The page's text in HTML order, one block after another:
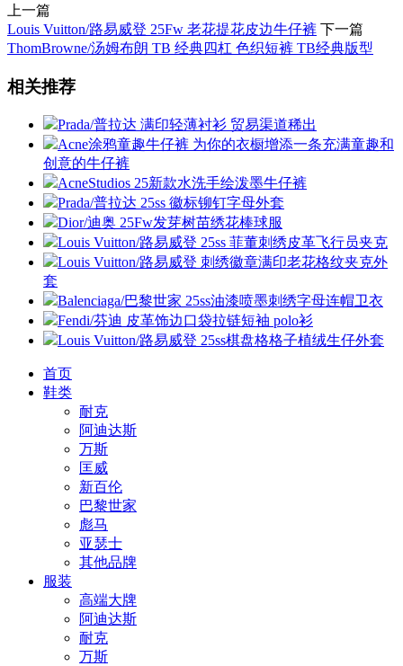
上一篇
Louis Vuitton/路易威登 25Fw 老花提花皮边牛仔裤 下一篇
ThomBrowne/汤姆布朗 TB 经典四杠 色织短裤 TB经典版型
相关推荐
Prada/普拉达 满印轻薄衬衫 贸易渠道稀出
Acne涂鸦童趣牛仔裤 为你的衣橱增添一条充满童趣和
创意的牛仔裤
AcneStudios 25新款水洗手绘泼墨牛仔裤
Prada/普拉达 25ss 徽标铆钉字母外套
Dior/迪奥 25Fw发芽树苗绣花棒球服
Louis Vuitton/路易威登 25ss 菲董刺绣皮革飞行员夹克
Louis Vuitton/路易威登 刺绣徽章满印老花格纹夹克外
套
Balenciaga/巴黎世家 25ss油漆喷墨刺绣字母连帽卫衣
Fendi/芬迪 皮革饰边口袋拉链短袖 polo衫
Louis Vuitton/路易威登 25ss棋盘格格子植绒生仔外套
首页
鞋类
耐克
阿迪达斯
万斯
匡威
新百伦
巴黎世家
彪马
亚瑟士
其他品牌
服装
高端大牌
阿迪达斯
耐克
万斯